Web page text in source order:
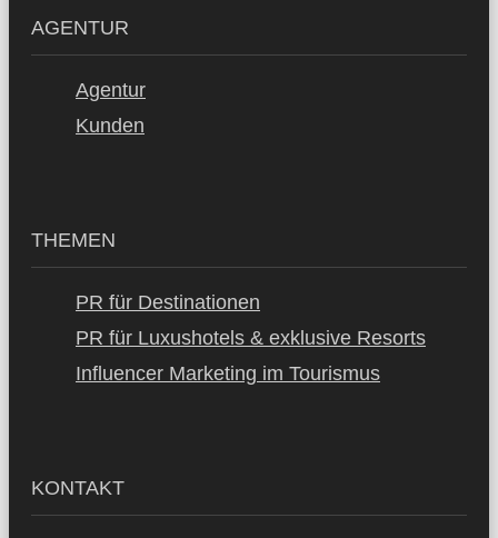
AGENTUR
Agentur
Kunden
THEMEN
PR für Destinationen
PR für Luxushotels & exklusive Resorts
Influencer Marketing im Tourismus
KONTAKT